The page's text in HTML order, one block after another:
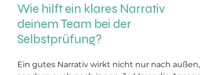
Wie hilft ein klares Narrativ
deinem Team bei der
Selbstprüfung?
Ein gutes Narrativ wirkt nicht nur nach außen,